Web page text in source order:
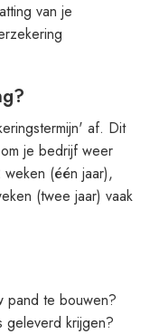
van je
af. Dit
je bedrijf weer
(één jaar),
(twee jaar) vaak
pand te bouwen?
geleverd krijgen?